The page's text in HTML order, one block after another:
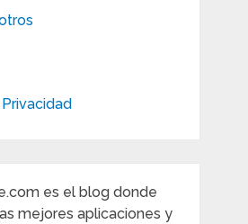
es el blog donde
mejores aplicaciones y